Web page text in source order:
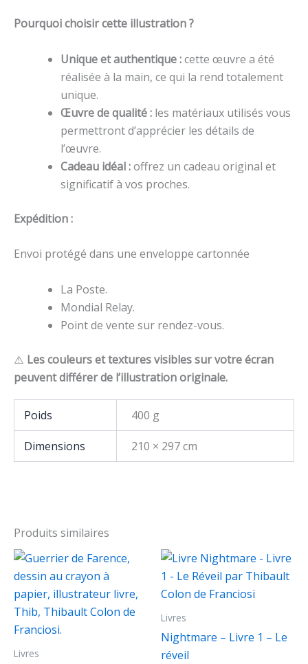
Pourquoi choisir cette illustration ?
Unique et authentique :cette œuvre a été
réalisée à la main, ce qui la rend totalement
unique.
Œuvre de qualité : les matériaux utilisés vous
permettront d’apprécier les détails de
l’œuvre.
Cadeau idéal :offrez un cadeau original et
significatif à vos proches.
Expédition :
Envoi protégé dans une enveloppe cartonnée
La Poste.
Mondial Relay.
Point de vente sur rendez-vous.
⚠️ Les couleurs et textures visibles sur votre écran
peuvent différer de l’illustration originale.
Poids 400 g
Dimensions 210 × 297 cm
Produits similaires
Livres
Livres
Nightmare – Livre 1 – Le
réveil